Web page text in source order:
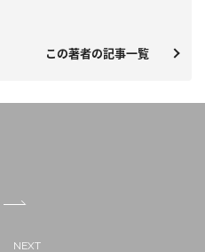
この著者の記事一覧
NEXT